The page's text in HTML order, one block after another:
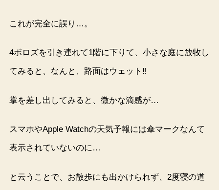
これが完全に誤り…。
4ボロズを引き連れて1階に下りて、小さな庭に放牧し
てみると、なんと、路面はウェット‼︎
掌を差し出してみると、微かな滴感が…
スマホやApple Watchの天気予報には傘マークなんて
表示されていないのに…
と云うことで、お散歩にも出かけられず、2度寝の道